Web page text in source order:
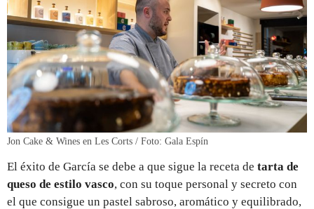
Jon Cake & Wines en Les Corts / Foto: Gala Espín
El éxito de García se debe a que sigue la receta de tarta de
queso de estilo vasco, con su toque personal y secreto con
el que consigue un pastel sabroso, aromático y equilibrado,